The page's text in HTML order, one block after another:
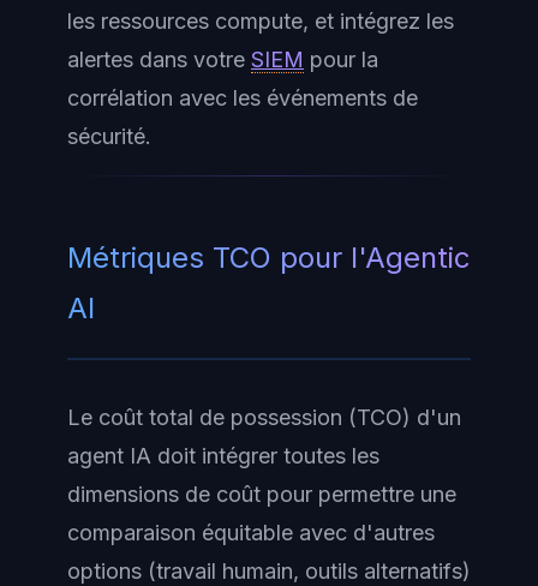
les ressources compute, et intégrez les
alertes dans votre SIEM pour la
corrélation avec les événements de
sécurité.
Métriques TCO pour l'Agentic
AI
Le coût total de possession (TCO) d'un
agent IA doit intégrer toutes les
dimensions de coût pour permettre une
comparaison équitable avec d'autres
options (travail humain, outils alternatifs)